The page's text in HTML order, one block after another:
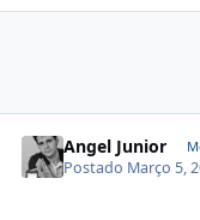
Angel Junior
Postado Março 5,